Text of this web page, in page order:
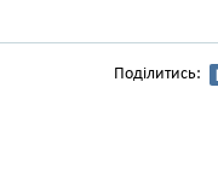
Поділитись: